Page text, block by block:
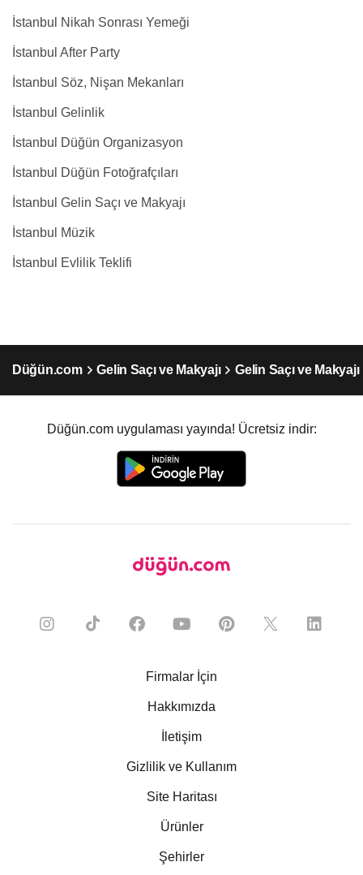
İstanbul Nikah Sonrası Yemeği
İstanbul After Party
İstanbul Söz, Nişan Mekanları
İstanbul Gelinlik
İstanbul Düğün Organizasyon
İstanbul Düğün Fotoğrafçıları
İstanbul Gelin Saçı ve Makyajı
İstanbul Müzik
İstanbul Evlilik Teklifi
Düğün.com Gelin Saçı ve Makyajı Gelin Saçı ve
Düğün.com uygulaması yayında! Ücretsiz indir:
Firmalar İçin
Hakkımızda
İletişim
Gizlilik ve Kullanım
Site Haritası
Ürünler
Şehirler